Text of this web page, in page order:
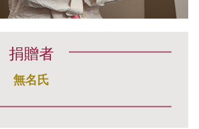
捐贈者
無名氏